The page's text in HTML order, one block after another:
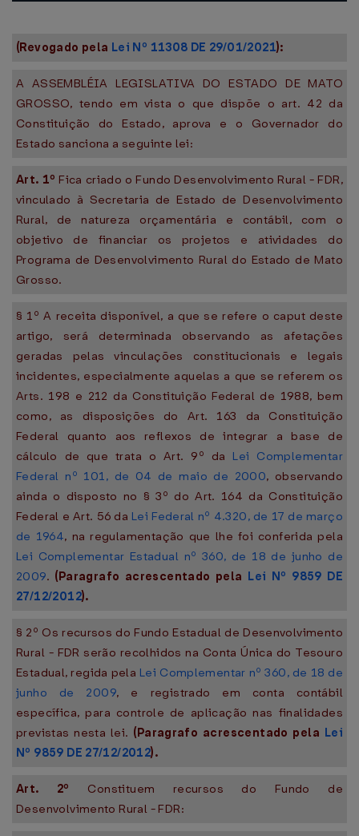
(Revogado pela Lei Nº 11308 DE 29/01/2021):
A ASSEMBLÉIA LEGISLATIVA DO ESTADO DE MATO
GROSSO, tendo em vista o que dispõe o art. 42 da
Constituição do Estado, aprova e o Governador do
Estado sanciona a seguinte lei:
Art. 1º Fica criado o Fundo Desenvolvimento Rural - FDR,
vinculado à Secretaria de Estado de Desenvolvimento
Rural, de natureza orçamentária e contábil, com o
objetivo de financiar os projetos e atividades do
Programa de Desenvolvimento Rural do Estado de Mato
Grosso.
§ 1º A receita disponível, a que se refere o caput deste
artigo, será determinada observando as afetações
geradas pelas vinculações constitucionais e legais
incidentes, especialmente aquelas a que se referem os
Arts. 198 e 212 da Constituição Federal de 1988, bem
como, as disposições do Art. 163 da Constituição
Federal quanto aos reflexos de integrar a base de
cálculo de que trata o Art. 9º da Lei Complementar
Federal nº 101, de 04 de maio de 2000, observando
ainda o disposto no § 3º do Art. 164 da Constituição
Federal e Art. 56 da Lei Federal nº 4.320, de 17 de março
de 1964, na regulamentação que lhe foi conferida pela
Lei Complementar Estadual nº 360, de 18 de junho de
2009. (Paragrafo acrescentado pela Lei Nº 9859 DE
27/12/2012).
§ 2º Os recursos do Fundo Estadual de Desenvolvimento
Rural - FDR serão recolhidos na Conta Única do Tesouro
Estadual, regida pela Lei Complementar nº 360, de 18 de
junho de 2009, e registrado em conta contábil
específica, para controle de aplicação nas finalidades
previstas nesta lei. (Paragrafo acrescentado pela Lei
Nº 9859 DE 27/12/2012).
Art. 2º Constituem recursos do Fundo de
Desenvolvimento Rural - FDR: